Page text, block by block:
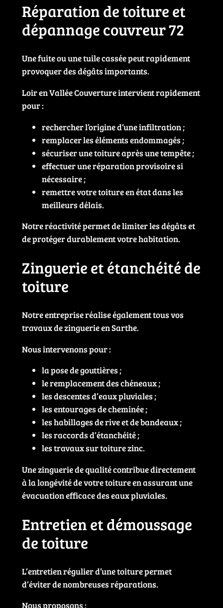
Réparation de toiture et
dépannage couvreur 72
Une fuite ou une tuile cassée peut rapidement
provoquer des dégâts importants.
Loir en Vallée Couverture intervient rapidement
pour :
rechercher l’origine d’une infiltration ;
remplacer les éléments endommagés ;
sécuriser une toiture après une tempête ;
effectuer une réparation provisoire si
nécessaire ;
remettre votre toiture en état dans les
meilleurs délais.
Notre réactivité permet de limiter les dégâts et
de protéger durablement votre habitation.
Zinguerie et étanchéité de
toiture
Notre entreprise réalise également tous vos
travaux de zinguerie en Sarthe.
Nous intervenons pour :
la pose de gouttières ;
le remplacement des chéneaux ;
les descentes d’eaux pluviales ;
les entourages de cheminée ;
les habillages de rive et de bandeaux ;
les raccords d’étanchéité ;
les travaux sur toiture zinc.
Une zinguerie de qualité contribue directement
à la longévité de votre toiture en assurant une
évacuation efficace des eaux pluviales.
Entretien et démoussage
de toiture
L’entretien régulier d’une toiture permet
d’éviter de nombreuses réparations.
Nous proposons :